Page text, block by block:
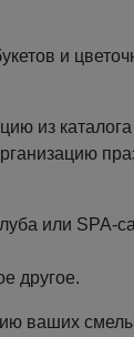
и
из
или SPA-
другое.
ваших